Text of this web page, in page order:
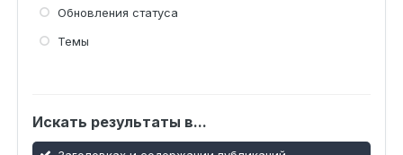
Обновления статуса
Темы
Искать результаты в...